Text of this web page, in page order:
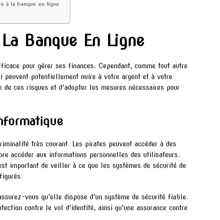
à la banque en ligne
Banque En Ligne
pour gérer ses finances. Cependant, comme tout autre
potentiellement nuire à votre argent et à votre
ces risques et d’adopter les mesures nécessaires pour
très courant. Les pirates peuvent accéder à des
accéder aux informations personnelles des utilisateurs.
important de veiller à ce que les systèmes de sécurité de
vous qu’elle dispose d’un système de sécurité fiable.
contre le vol d’identité, ainsi qu’une assurance contre